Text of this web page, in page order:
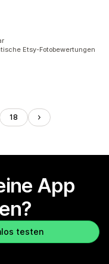
Etsy-Fotobewertungen
18
App
testen